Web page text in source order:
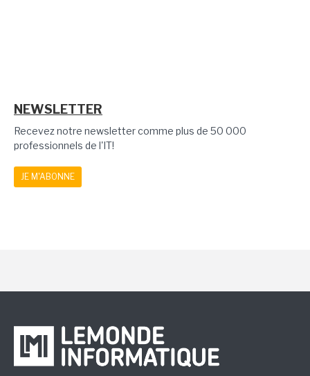
NEWSLETTER
Recevez notre newsletter comme plus de 50 000
professionnels de l'IT!
JE M'ABONNE